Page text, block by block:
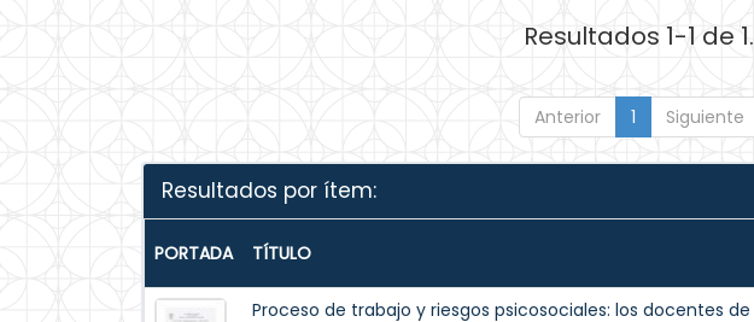
Resultados 1-1 de 1.
Anterior 1 Siguiente
Resultados por ítem:
PORTADA TÍTULO
Proceso de trabajo y riesgos psicosociales: los docentes de